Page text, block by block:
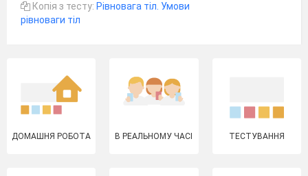
Копія з тесту: Рівновага тіл. Умови
рівноваги тіл
ДОМАШНЯ РОБОТА В РЕАЛЬНОМУ ЧАСІ ТЕСТУВАННЯ